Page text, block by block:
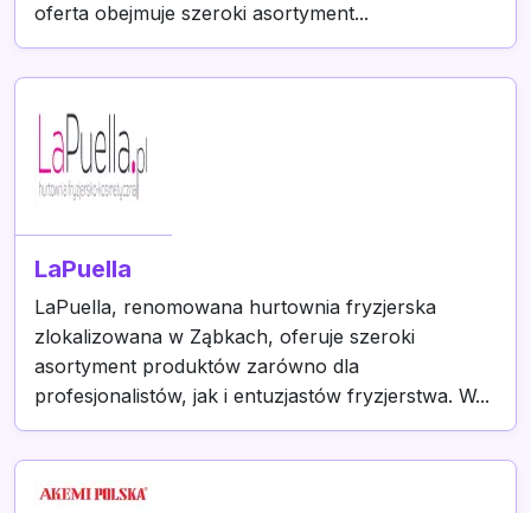
oferta obejmuje szeroki asortyment...
LaPuella
LaPuella, renomowana hurtownia fryzjerska
zlokalizowana w Ząbkach, oferuje szeroki
asortyment produktów zarówno dla
profesjonalistów, jak i entuzjastów fryzjerstwa. W...